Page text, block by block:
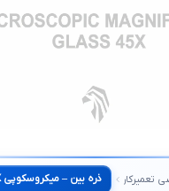
تعمیرکار ذره بین – میکروسکوپی MAGNIFYING 60X